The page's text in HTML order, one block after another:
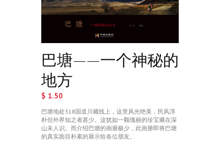
巴塘——一个神秘的
地方
$ 1.50
巴塘地处318国道川藏线上，这里风光绝美，民风淳
朴但外界知之者甚少。这犹如一颗瑰丽的珍宝藏在深
山未人识。而介绍巴塘的画册极少，此画册即将巴塘
的真实面目朴素的展示给各位朋友。